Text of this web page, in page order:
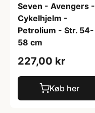
Seven - Avengers -
Cykelhjelm -
Petrolium - Str. 54-
58 cm
227,00 kr
Køb her